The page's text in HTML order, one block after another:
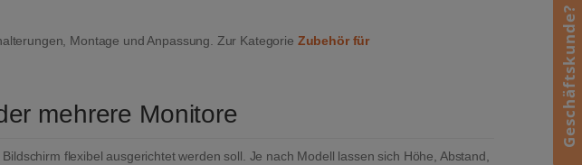
Geschäftskunde?
Montage und Anpassung. Zur Kategorie Zubehör für
mehrere Monitore
flexibel ausgerichtet werden soll. Je nach Modell lassen sich Höhe, Abstand,